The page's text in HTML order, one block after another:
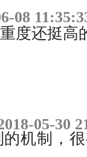
08
度还挺高
05-30
机制，